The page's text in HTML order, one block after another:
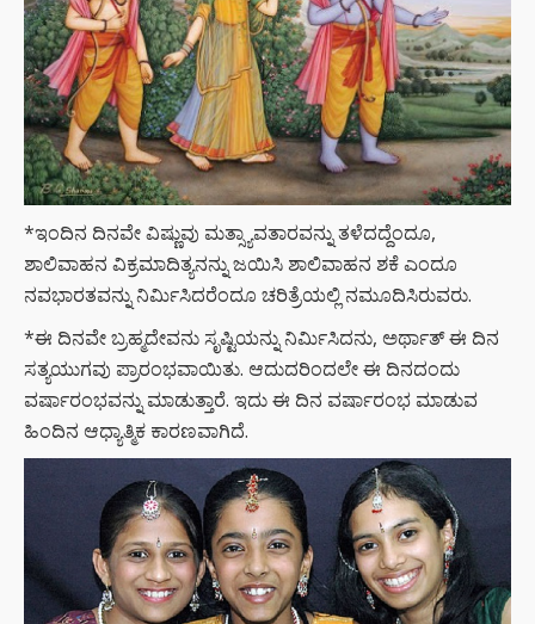
*ಇಂದಿನ ದಿನವೇ ವಿಷ್ಣುವು ಮತ್ಸ್ಯಾವತಾರವನ್ನು ತಳೆದದ್ದೆಂದೂ,
ಶಾಲಿವಾಹನ ವಿಕ್ರಮಾದಿತ್ಯನನ್ನು ಜಯಿಸಿ ಶಾಲಿವಾಹನ ಶಕೆ ಎಂದೂ
ನವಭಾರತವನ್ನು ನಿರ್ಮಿಸಿದರೆಂದೂ ಚರಿತ್ರೆಯಲ್ಲಿ ನಮೂದಿಸಿರುವರು.
*ಈ ದಿನವೇ ಬ್ರಹ್ಮದೇವನು ಸೃಷ್ಟಿಯನ್ನು ನಿರ್ಮಿಸಿದನು, ಅರ್ಥಾತ್ ಈ ದಿನ
ಸತ್ಯಯುಗವು ಪ್ರಾರಂಭವಾಯಿತು. ಆದುದರಿಂದಲೇ ಈ ದಿನದಂದು
ವರ್ಷಾರಂಭವನ್ನು ಮಾಡುತ್ತಾರೆ. ಇದು ಈ ದಿನ ವರ್ಷಾರಂಭ ಮಾಡುವ
ಹಿಂದಿನ ಆಧ್ಯಾತ್ಮಿಕ ಕಾರಣವಾಗಿದೆ.